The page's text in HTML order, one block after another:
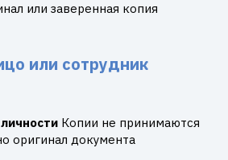
или заверенная копия
или сотрудник
Копии не принимаются
оригинал документа